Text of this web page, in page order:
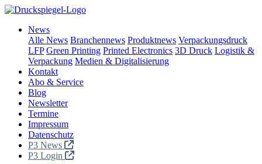
News
Alle News Branchennews Produktnews Verpackungsdruck
LFP Green Printing Printed Electronics 3D Druck Logistik &
Verpackung Medien & Digitalisierung
Kontakt
Abo & Service
Blog
Newsletter
Termine
Impressum
Datenschutz
P3 News
P3 Login